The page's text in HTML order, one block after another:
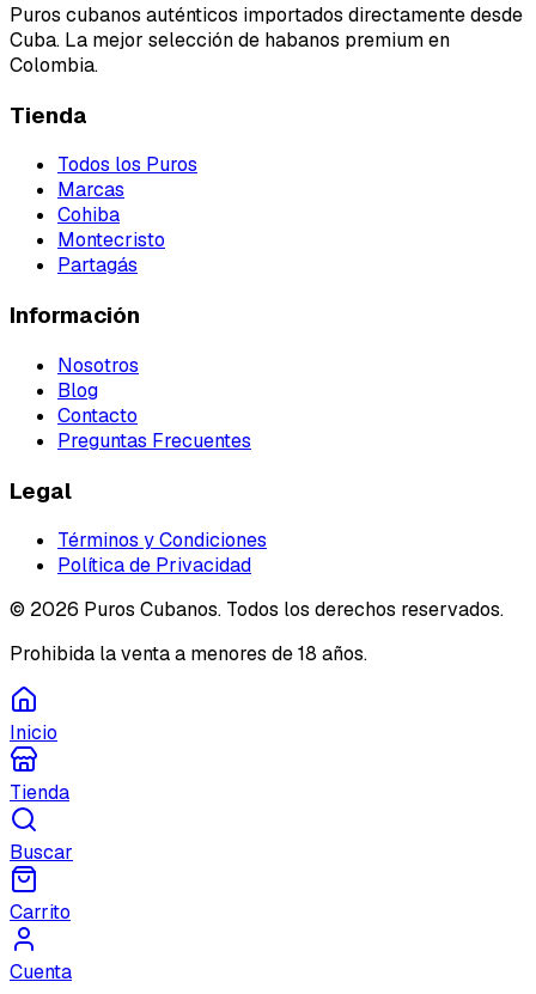
Puros cubanos auténticos importados directamente desde
Cuba. La mejor selección de habanos premium en
Colombia.
Tienda
Todos los Puros
Marcas
Cohiba
Montecristo
Partagás
Información
Nosotros
Blog
Contacto
Preguntas Frecuentes
Legal
Términos y Condiciones
Política de Privacidad
© 2026 Puros Cubanos. Todos los derechos reservados.
Prohibida la venta a menores de 18 años.
Inicio
Tienda
Buscar
Carrito
Cuenta